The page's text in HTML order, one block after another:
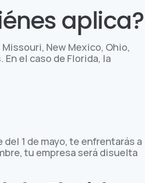
aplica?
New Mexico, Ohio,
el caso de Florida, la
1 de mayo, te enfrentarás a
tu empresa será disuelta